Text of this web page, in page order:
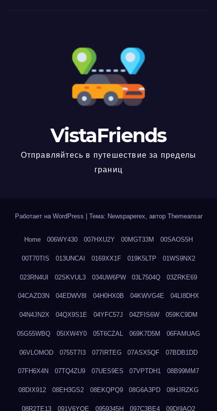
VistaFriends
Отправляйтесь в путешествие за пределы
границ
Работает на WordPress | Тема: Newspaperex, автор Themeansar
Home 006WY430 007HXU2Y 00MGT33M 00SAOS5H
00T70TIS 013UNCAI 0169XX1F 019K5LTP 01WS9NX2
023RN4UI 02SKVUL3 034UW6PW 03L7504Q 03ZRKE69
04CAZD3N 04EDWV8I 04H0HX0B 04KWVG4E 04LI8DHX
04N4JN2X 04QX9S1E 04YFC57J 04ZFIS6W 059KC9DM
05G55WBQ 05IXW4Y0 05T6CZAL 069K7D5M 06FAMUAG
06VLOMOD 0755T7I3 077IRTEG 07ASX5QF 07BDB1DD
07FH6X4N 07TQ4ZU9 07UES9ES 07VPTDH1 08B99MM7
08DIX912 08EH3GS2 08EKQPQ9 08G6A3PD 08HJRZKG
08R2TE13 091V6YQE 0959345H 097C3BE4 09DI9AQ2